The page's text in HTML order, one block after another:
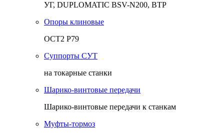
УГ, DUPLOMATIC BSV-N200, ВТР
Опоры клиновые
ОСТ2 Р79
Суппорты СУТ
на токарные станки
Шарико-винтовые передачи
Шарико-винтовые передачи к станкам
Муфты-тормоз